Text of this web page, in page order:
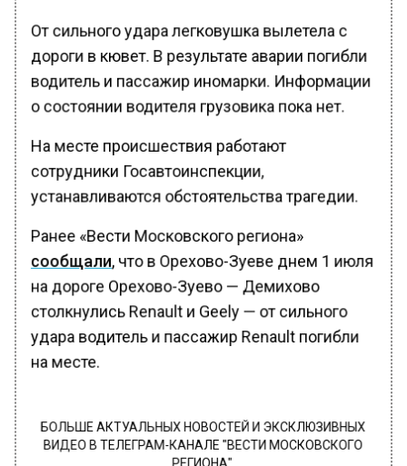
От сильного удара легковушка вылетела с
дороги в кювет. В результате аварии погибли
водитель и пассажир иномарки. Информации
о состоянии водителя грузовика пока нет.
На месте происшествия работают
сотрудники Госавтоинспекции,
устанавливаются обстоятельства трагедии.
Ранее «Вести Московского региона»
сообщали, что в Орехово-Зуеве днем 1 июля
на дороге Орехово-Зуево — Демихово
столкнулись Renault и Geely — от сильного
удара водитель и пассажир Renault погибли
на месте.
БОЛЬШЕ АКТУАЛЬНЫХ НОВОСТЕЙ И ЭКСКЛЮЗИВНЫХ
ВИДЕО В ТЕЛЕГРАМ-КАНАЛЕ "ВЕСТИ МОСКОВСКОГО